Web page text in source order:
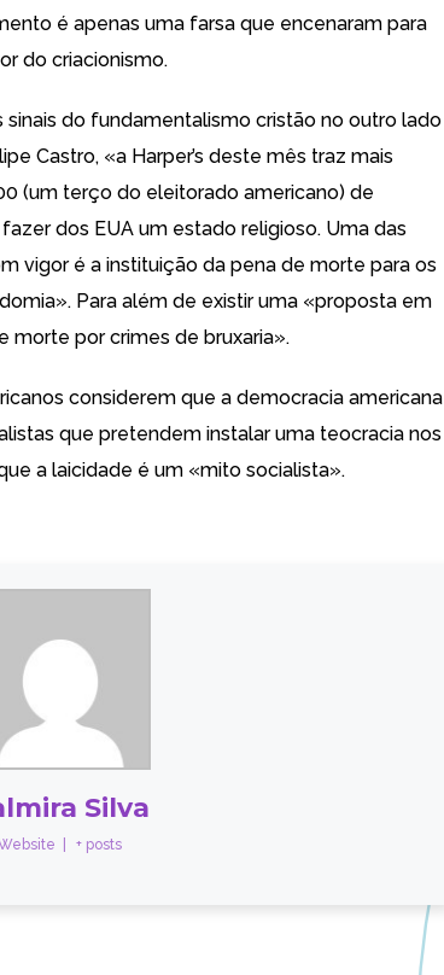
é apenas uma farsa que encenaram para
do criacionismo.
do fundamentalismo cristão no outro lado
Castro, «a Harper’s deste mês traz mais
(um terço do eleitorado americano) de
dos EUA um estado religioso. Uma das
vigor é a instituição da pena de morte para os
». Para além de existir uma «proposta em
morte por crimes de bruxaria».
considerem que a democracia americana
que pretendem instalar uma teocracia nos
a laicidade é um «mito socialista».
Silva
+ posts